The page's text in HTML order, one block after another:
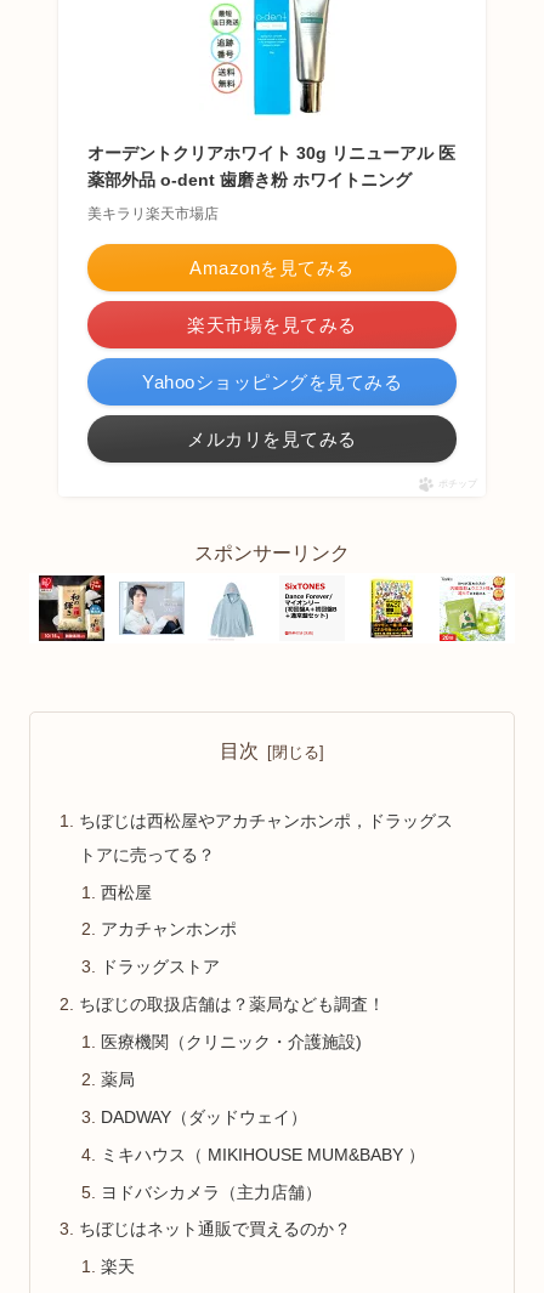
オーデントクリアホワイト 30g リニューアル 医
薬部外品 o-dent 歯磨き粉 ホワイトニング
美キラリ楽天市場店
Amazonを見てみる
楽天市場を見てみる
Yahooショッピングを見てみる
メルカリを見てみる
ポチップ
スポンサーリンク
目次
ちぼじは西松屋やアカチャンホンポ，ドラッグス
トアに売ってる？
西松屋
アカチャンホンポ
ドラッグストア
ちぼじの取扱店舗は？薬局なども調査！
医療機関（クリニック・介護施設)
薬局
DADWAY（ダッドウェイ）
ミキハウス（ MIKIHOUSE MUM&BABY ）
ヨドバシカメラ（主力店舗）
ちぼじはネット通販で買えるのか？
楽天